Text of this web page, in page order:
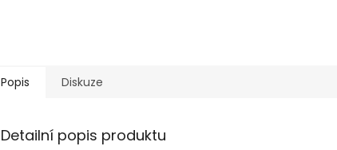
Popis Diskuze
Detailní popis produktu